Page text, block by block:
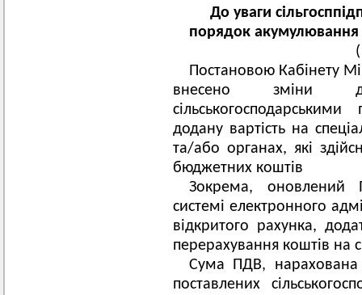
До уваги
порядок акумулювання
Постановою Кабінету
внесено зміни
додану вартість на
та/або органах, які
бюджетних коштів
Зокрема, оновлений
системі електронного
відкритого рахунка,
перерахування коштів на
Сума ПДВ, нарахована
поставлених